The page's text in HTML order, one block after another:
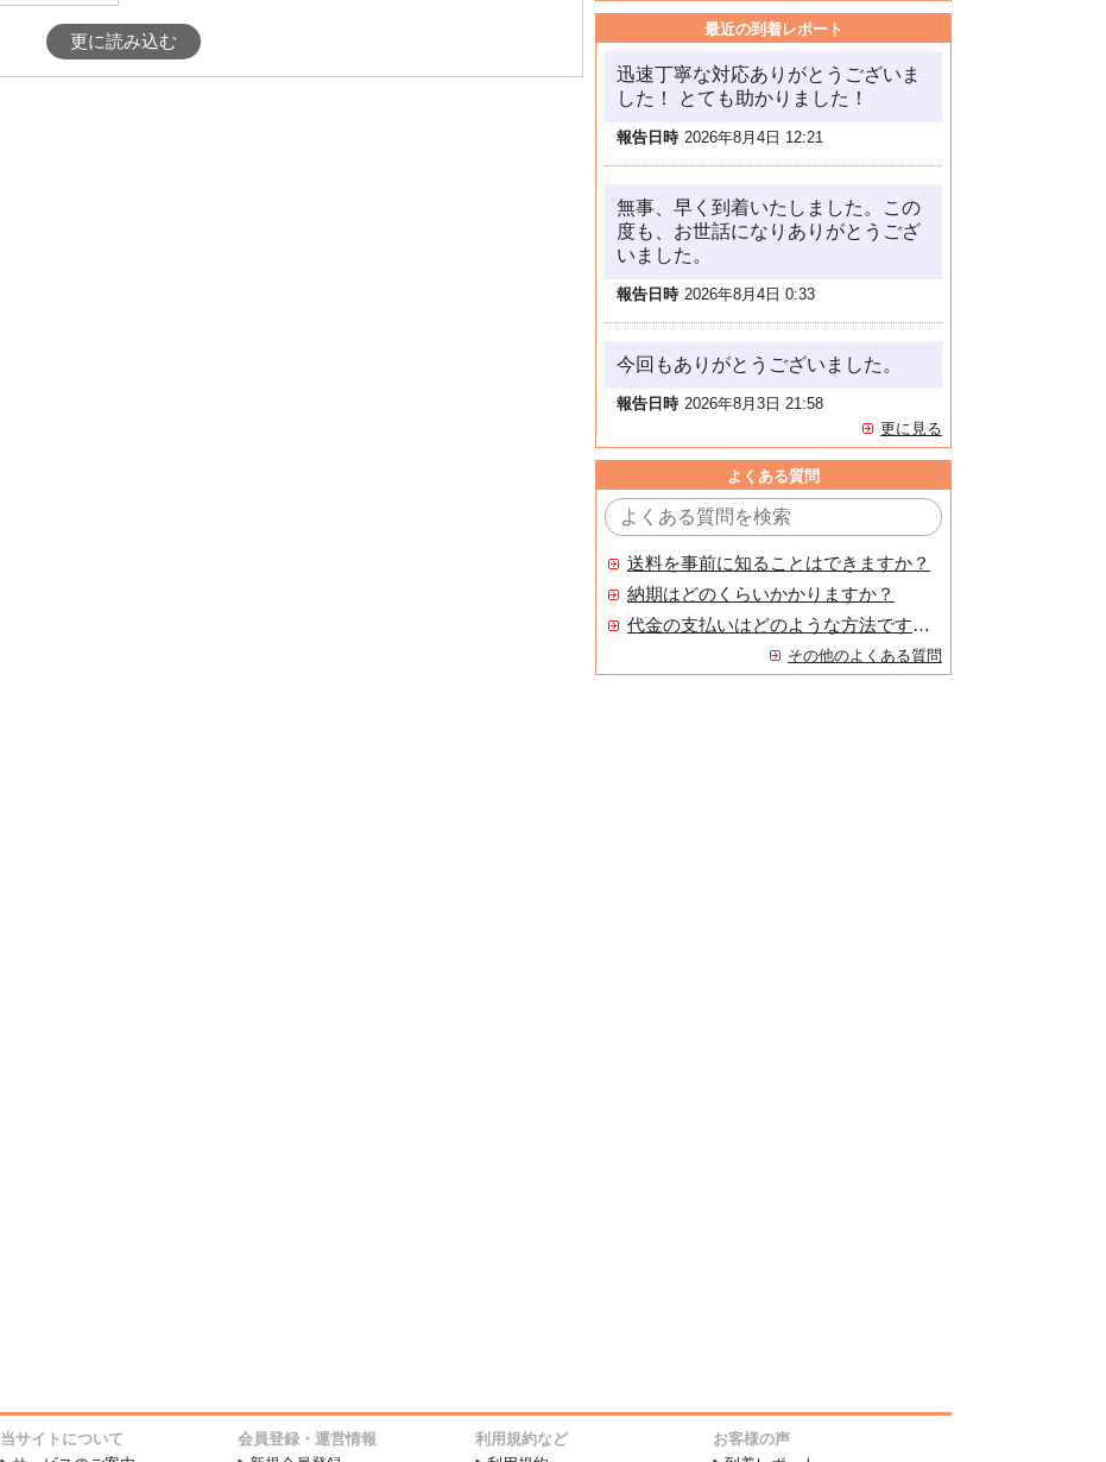
更に読み込む
最近の到着レポート
迅速丁寧な対応ありがとうございま
した！ とても助かりました！
報告日時 2026年8月4日 12:21
無事、早く到着いたしました。この
度も、お世話になりありがとうござ
いました。
報告日時 2026年8月4日 0:33
今回もありがとうございました。
報告日時 2026年8月3日 21:58
更に見る
よくある質問
送料を事前に知ることはできますか？
納期はどのくらいかかりますか？
代金の支払いはどのような方法ですか？
その他のよくある質問
当サイトについて
会員登録・運営情報
利用規約など
お客様の声